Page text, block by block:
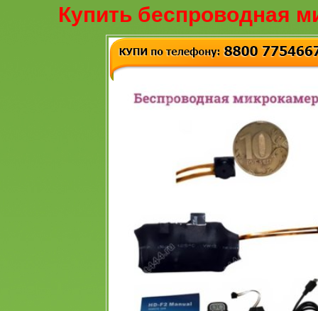
Купить беспроводная